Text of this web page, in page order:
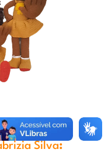
Silva: